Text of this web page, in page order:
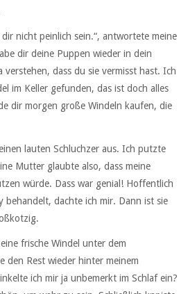
nicht peinlich sein.“, antwortete meine
dir deine Puppen wieder in dein
verstehen, dass du sie vermisst hast. Ich
im Keller gefunden, das ist doch alles
dir morgen große Windeln kaufen, die
lauten Schluchzer aus. Ich putzte
Mutter glaubte also, dass meine
würde. Dass war genial! Hoffentlich
behandelt, dachte ich mir. Dann ist sie
frische Windel unter dem
den Rest wieder hinter meinem
ich mir ja unbemerkt im Schlaf ein?